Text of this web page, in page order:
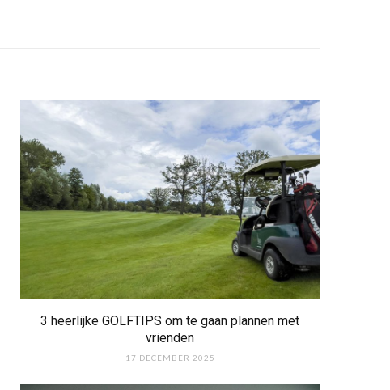
3 heerlijke GOLFTIPS om te gaan plannen met
vrienden
17 DECEMBER 2025